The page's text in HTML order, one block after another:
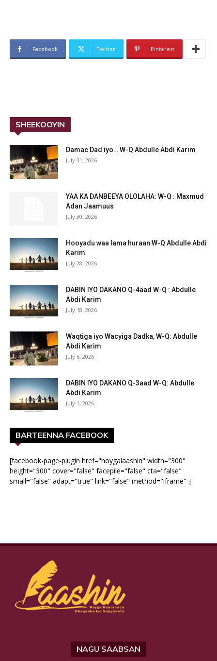
Facebook Twitter Pinterest
SHEEKOOYIN
Damac Dad iyo… W-Q Abdulle Abdi Karim
July 31, 2026
YAA KA DANBEEYA OLOLAHA: W-Q : Maxmud
Adan Jaamuus
July 30, 2026
Hooyadu waa lama huraan W-Q Abdulle Abdi
Karim
July 28, 2026
DABIN IYO DAKANO Q-4aad W-Q : Abdulle
Abdi Karim
July 18, 2026
Waqtiga iyo Wacyiga Dadka, W-Q: Abdulle
Abdi Karim
July 6, 2026
DABIN IYO DAKANO Q-3aad W-Q: Abdulle
Abdi Karim
July 1, 2026
BARTEENNA FACEBOOK
[facebook-page-plugin href="hoygalaashin" width="300"
height="300" cover="false" facepile="false" cta="false"
small="false" adapt="true" link="false" method="iframe" ]
NAGU SAABSAN